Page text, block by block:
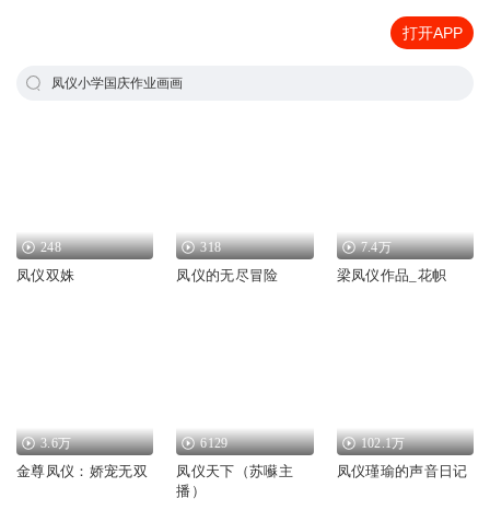
打开APP
凤仪小学国庆作业画画
248
凤仪双姝
318
凤仪的无尽冒险
7.4万
梁凤仪作品_花帜
3.6万
金尊凤仪：娇宠无双
6129
凤仪天下（苏囌主
播）
102.1万
凤仪瑾瑜的声音日记